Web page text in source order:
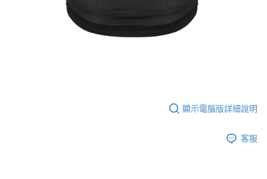
顯示電腦版詳細說明
客服